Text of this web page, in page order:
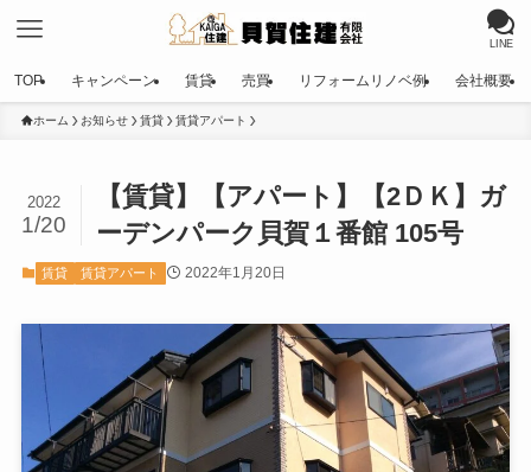
LINE
TOP キャンペーン 賃貸 売買 リフォームリノベ例 会社概要
ホーム お知らせ 賃貸 賃貸アパート
【賃貸】【アパート】【2ＤＫ】ガ
ーデンパーク貝賀１番館 105号
2022
1/20
賃貸 賃貸アパート 2022年1月20日